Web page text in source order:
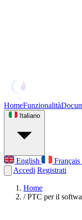
HomeFunzionalità
Italiano
English Français
Accedi Registrati
Home
/ PTC per il